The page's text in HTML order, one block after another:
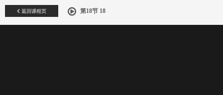
返回课程页 第18节 18